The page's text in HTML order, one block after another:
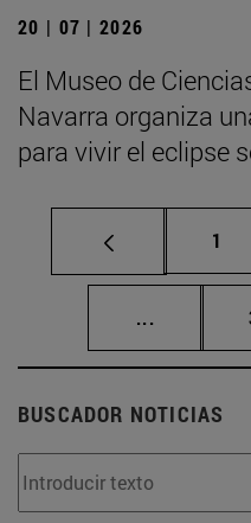
20 | 07 | 2026
El Museo de
Navarra organiza
para vivir el eclipse
1
... Páginas
BUSCADOR NOTICIAS